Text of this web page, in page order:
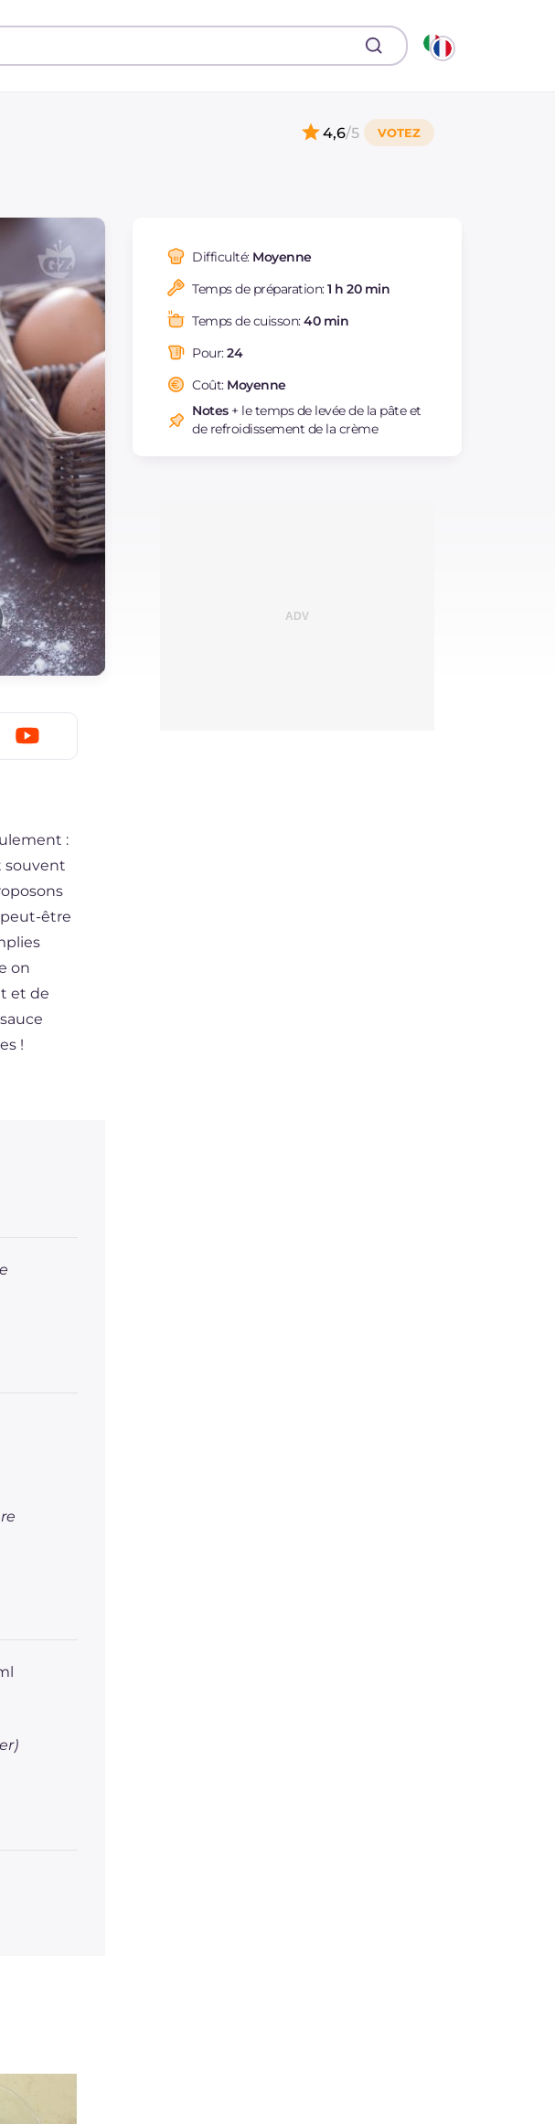
4,6/5
Difficulté: Moyenne
Temps de préparation:1 h 20 min
Temps de cuisson:40 min
Pour:24
Coût: Moyenne
Notes+ le temps de levée de la pâte et
de refroidissement de la crème
:
souvent
être
on
et de
!